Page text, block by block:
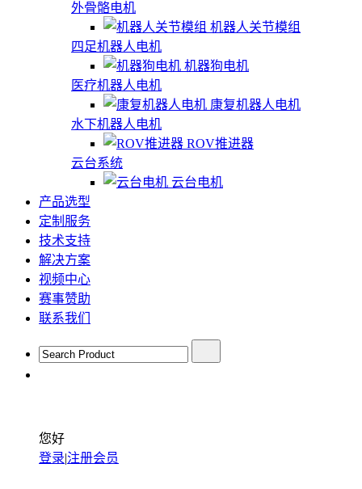
外骨骼电机
机器人关节模组
四足机器人电机
机器狗电机
医疗机器人电机
康复机器人电机
水下机器人电机
ROV推进器
云台系统
云台电机
产品选型
定制服务
技术支持
解决方案
视频中心
赛事赞助
联系我们
您好
登录|注册会员